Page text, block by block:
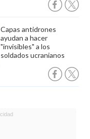
Capas antidrones
ayudan a hacer
"invisibles" a los
soldados ucranianos